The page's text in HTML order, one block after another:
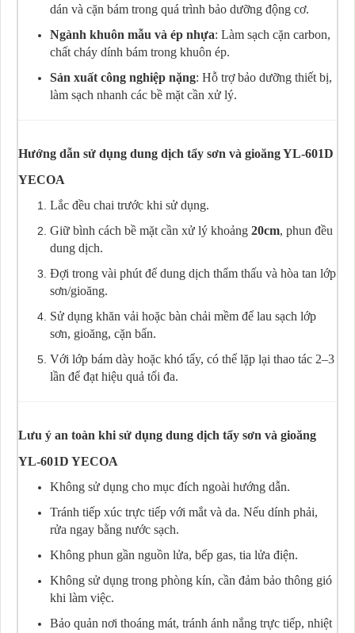
dán và cặn bám trong quá trình bảo dưỡng động cơ.
Ngành khuôn mẫu và ép nhựa: Làm sạch cặn carbon,
chất cháy dính bám trong khuôn ép.
Sản xuất công nghiệp nặng: Hỗ trợ bảo dưỡng thiết bị,
làm sạch nhanh các bề mặt cần xử lý.
Hướng dẫn sử dụng dung dịch tẩy sơn và gioăng YL-601D
YECOA
Lắc đều chai trước khi sử dụng.
Giữ bình cách bề mặt cần xử lý khoảng 20cm, phun đều
dung dịch.
Đợi trong vài phút để dung dịch thẩm thấu và hòa tan lớp
sơn/gioăng.
Sử dụng khăn vải hoặc bàn chải mềm để lau sạch lớp
sơn, gioăng, cặn bẩn.
Với lớp bám dày hoặc khó tẩy, có thể lặp lại thao tác 2–3
lần để đạt hiệu quả tối đa.
Lưu ý an toàn khi sử dụng dung dịch tẩy sơn và gioăng
YL-601D YECOA
Không sử dụng cho mục đích ngoài hướng dẫn.
Tránh tiếp xúc trực tiếp với mắt và da. Nếu dính phải,
rửa ngay bằng nước sạch.
Không phun gần nguồn lửa, bếp gas, tia lửa điện.
Không sử dụng trong phòng kín, cần đảm bảo thông gió
khi làm việc.
Bảo quản nơi thoáng mát, tránh ánh nắng trực tiếp, nhiệt